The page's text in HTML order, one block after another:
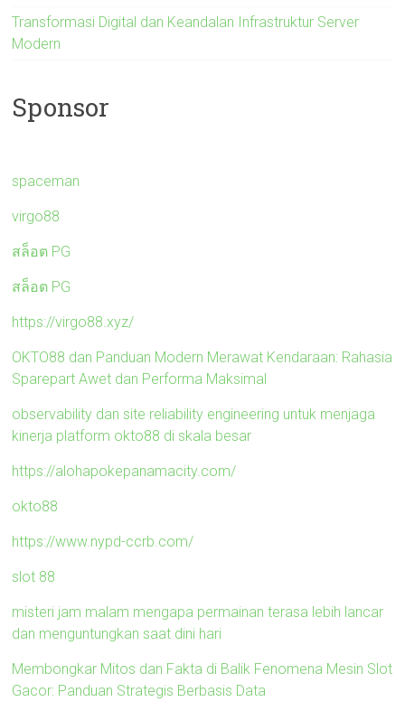
Transformasi Digital dan Keandalan Infrastruktur Server
Modern
Sponsor
spaceman
virgo88
สล็อต PG
สล็อต PG
https://virgo88.xyz/
OKTO88 dan Panduan Modern Merawat Kendaraan: Rahasia
Sparepart Awet dan Performa Maksimal
observability dan site reliability engineering untuk menjaga
kinerja platform okto88 di skala besar
https://alohapokepanamacity.com/
okto88
https://www.nypd-ccrb.com/
slot 88
misteri jam malam mengapa permainan terasa lebih lancar
dan menguntungkan saat dini hari
Membongkar Mitos dan Fakta di Balik Fenomena Mesin Slot
Gacor: Panduan Strategis Berbasis Data